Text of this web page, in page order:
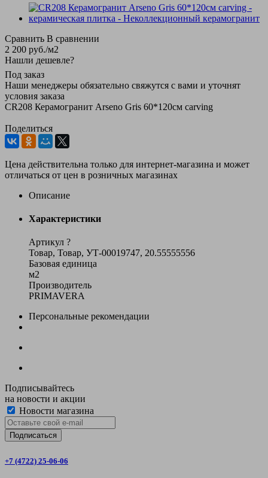
Сравнить В сравнении
2 200 руб./м2
Нашли дешевле?
Под заказ
Наши менеджеры обязательно свяжутся с вами и уточнят
условия заказа
CR208 Керамогранит Arseno Gris 60*120см carving
Поделиться
Цена действительна только для интернет-магазина и может
отличаться от цен в розничных магазинах
Описание
Характеристики
Артикул ?
Товар, Товар, УТ-00019747, 20.55555556
Базовая единица
м2
Производитель
PRIMAVERA
Персональные рекомендации
Подписывайтесь
на новости и акции
Новости магазина
+7 (4722) 25-06-06